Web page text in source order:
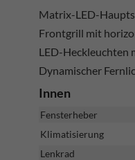
Matrix-LED-
Frontgrill mit
LED-Heckleuchten
Dynamischer
Innen
Fensterheber
Klimatisierung
Lenkrad